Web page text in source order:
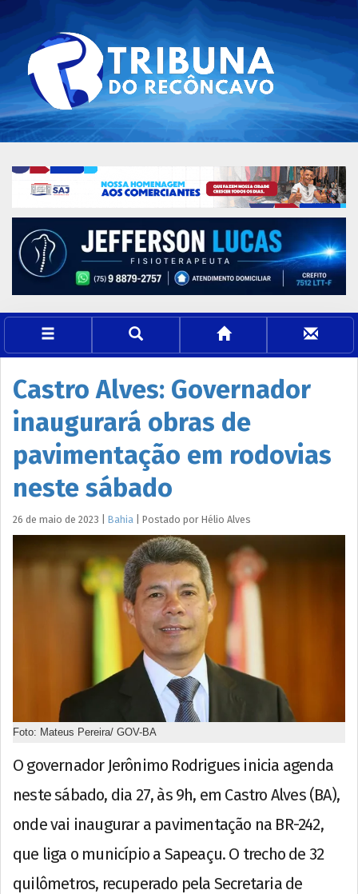
Castro Alves: Governador
inaugurará obras de
pavimentação em rodovias
neste sábado
26 de maio de 2023 Bahia Postado por Hélio Alves
Foto: Mateus Pereira/ GOV-BA
O governador Jerônimo Rodrigues inicia agenda
neste sábado, dia 27, às 9h, em Castro Alves (BA),
onde vai inaugurar a pavimentação na BR-242,
que liga o município a Sapeaçu. O trecho de 32
quilômetros, recuperado pela Secretaria de